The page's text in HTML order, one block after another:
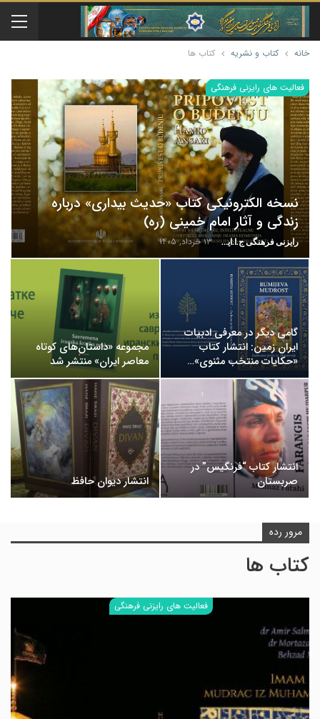
خانه کتاب و نشریه کتاب ها
فعالیت های رایزنی فرهنگی
نسخه الکترونیکی کتاب «حدیث بیداری» درباره
زندگی و آثار امام خمینی (ره)
رایزنی فرهنگی ج.ا.ایران ۱۳ خرداد, ۱۴۰۵
گامی دیگر در معرفی ادبیات
ایران زمین: انتشار کتاب
«حکایات منتخب مثنوی»…
مجموعه «داستان‌های کوتاه
معاصر ایران» منتشر شد
انتشار کتاب “فرنگیس” در
صربستان
انتشار دیوان حافظ‎
مرور رده
کتاب ها
فعالیت های رایزنی فرهنگی